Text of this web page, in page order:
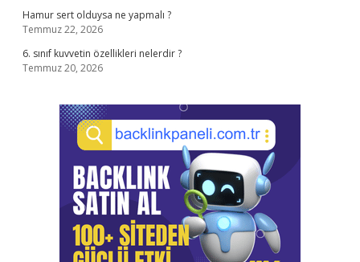
Hamur sert olduysa ne yapmalı ?
Temmuz 22, 2026
6. sınıf kuvvetin özellikleri nelerdir ?
Temmuz 20, 2026